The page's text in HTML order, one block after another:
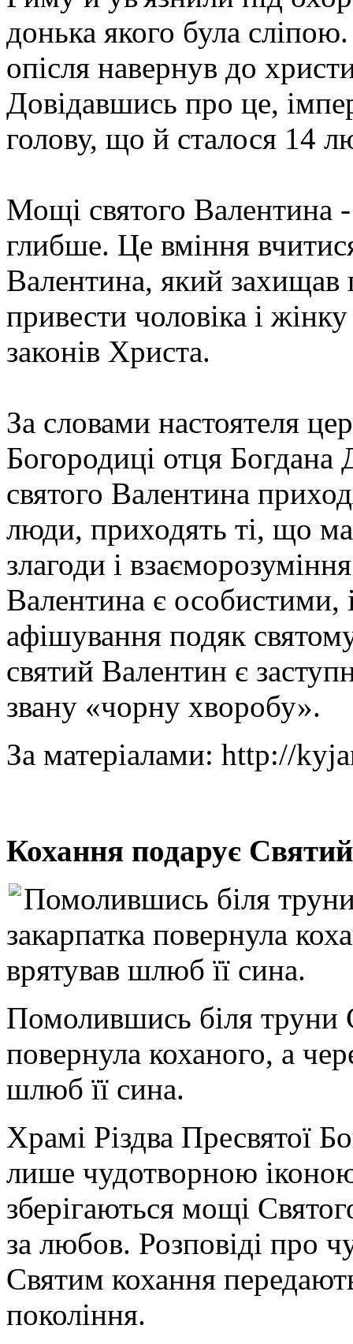
донька якого була
опісля навернув до
Довідавшись про це,
голову, що й сталося 14
Мощі святого Валентина
глибше. Це вміння
Валентина, який захищав
привести чоловіка і
законів Христа.
За словами настоятеля
Богородиці отця
святого Валентина
люди, приходять ті, що
злагоди і
Валентина є особистими,
афішування подяк
святий Валентин є
звану «чорну хворобу».
За матеріалами: http://
Кохання подарує
Помолившись біля
закарпатка повернула
врятував шлюб її сина.
Помолившись біля труни
повернула коханого, а
шлюб її сина.
Храмі Різдва Пресвятої
лише чудотворною
зберігаються мощі
за любов. Розповіді про
Святим кохання
покоління.